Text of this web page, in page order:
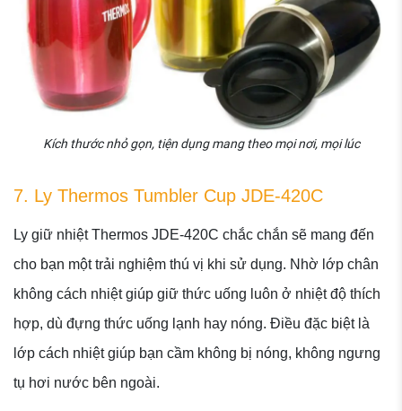
Kích thước nhỏ gọn, tiện dụng mang theo mọi nơi, mọi lúc
7. Ly Thermos Tumbler Cup JDE-420C
Ly giữ nhiệt Thermos JDE-420C chắc chắn sẽ mang đến
cho bạn một trải nghiệm thú vị khi sử dụng. Nhờ lớp chân
không cách nhiệt giúp giữ thức uống luôn ở nhiệt độ thích
hợp, dù đựng thức uống lạnh hay nóng. Điều đặc biệt là
lớp cách nhiệt giúp bạn cầm không bị nóng, không ngưng
tụ hơi nước bên ngoài.